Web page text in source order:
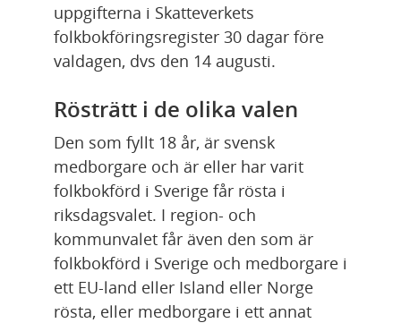
uppgifterna i Skatteverkets
folkbokföringsregister 30 dagar före
valdagen, dvs den 14 augusti.
Rösträtt i de olika valen
Den som fyllt 18 år, är svensk
medborgare och är eller har varit
folkbokförd i Sverige får rösta i
riksdagsvalet. I region- och
kommunvalet får även den som är
folkbokförd i Sverige och medborgare i
ett EU-land eller Island eller Norge
rösta, eller medborgare i ett annat